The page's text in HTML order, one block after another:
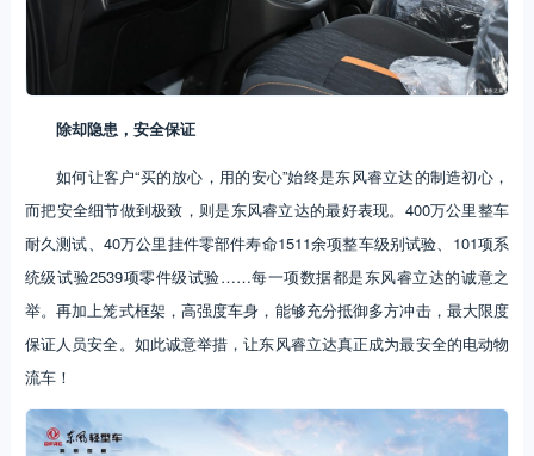
除却隐患，安全保证
如何让客户“买的放心，用的安心”始终是东风睿立达的制造初心，
而把安全细节做到极致，则是东风睿立达的最好表现。400万公里整车
耐久测试、40万公里挂件零部件寿命1511余项整车级别试验、101项系
统级试验2539项零件级试验……每一项数据都是东风睿立达的诚意之
举。再加上笼式框架，高强度车身，能够充分抵御多方冲击，最大限度
保证人员安全。如此诚意举措，让东风睿立达真正成为最安全的电动物
流车！